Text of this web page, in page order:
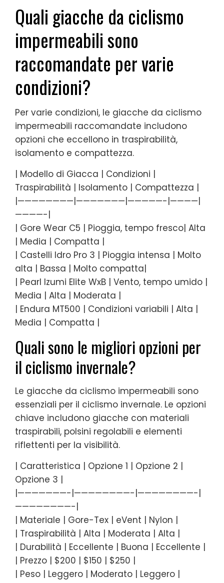
Quali giacche da ciclismo
impermeabili sono
raccomandate per varie
condizioni?
Per varie condizioni, le giacche da ciclismo
impermeabili raccomandate includono
opzioni che eccellono in traspirabilità,
isolamento e compattezza.
| Modello di Giacca | Condizioni |
Traspirabilità | Isolamento | Compattezza |
|————————|———————|—————-|————|
————-|
| Gore Wear C5 | Pioggia, tempo fresco| Alta
| Media | Compatta |
| Castelli Idro Pro 3 | Pioggia intensa | Molto
alta | Bassa | Molto compatta|
| Pearl Izumi Elite WxB | Vento, tempo umido |
Media | Alta | Moderata |
| Endura MT500 | Condizioni variabili | Alta |
Media | Compatta |
Quali sono le migliori opzioni per
il ciclismo invernale?
Le giacche da ciclismo impermeabili sono
essenziali per il ciclismo invernale. Le opzioni
chiave includono giacche con materiali
traspirabili, polsini regolabili e elementi
riflettenti per la visibilità.
| Caratteristica | Opzione 1 | Opzione 2 |
Opzione 3 |
|———————-|————————-|————————-|
————————-|
| Materiale | Gore-Tex | eVent | Nylon |
| Traspirabilità | Alta | Moderata | Alta |
| Durabilità | Eccellente | Buona | Eccellente |
| Prezzo | $200 | $150 | $250 |
| Peso | Leggero | Moderato | Leggero |